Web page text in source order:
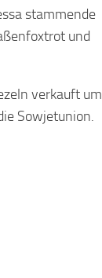
stammende
und
verkauft um
Sowjetunion.